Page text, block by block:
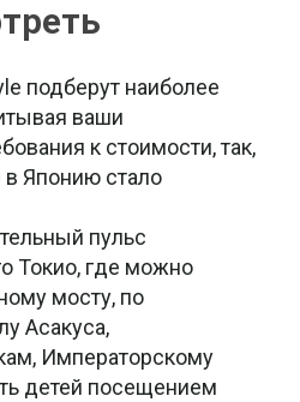
подберут наиболее
ваши
к стоимости, так,
Японию стало
пульс
Токио, где можно
мосту, по
Асакуса,
Императорскому
детей посещением